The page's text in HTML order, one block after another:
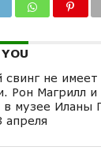
не имеет
Рон Магрилл
в музее Иланы